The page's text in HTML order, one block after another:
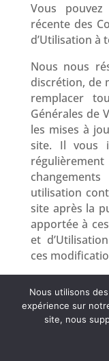
Vous
récente des
d’Utilisation à
Nous nous
discrétion, de
remplacer
Générales de
les mises à
site. Il vous
utilisation
site après la
apportée à
et
ces
ARTICLE 20 –
Les
Générales
nous être
Nous utilisons
expérience sur
site, nous